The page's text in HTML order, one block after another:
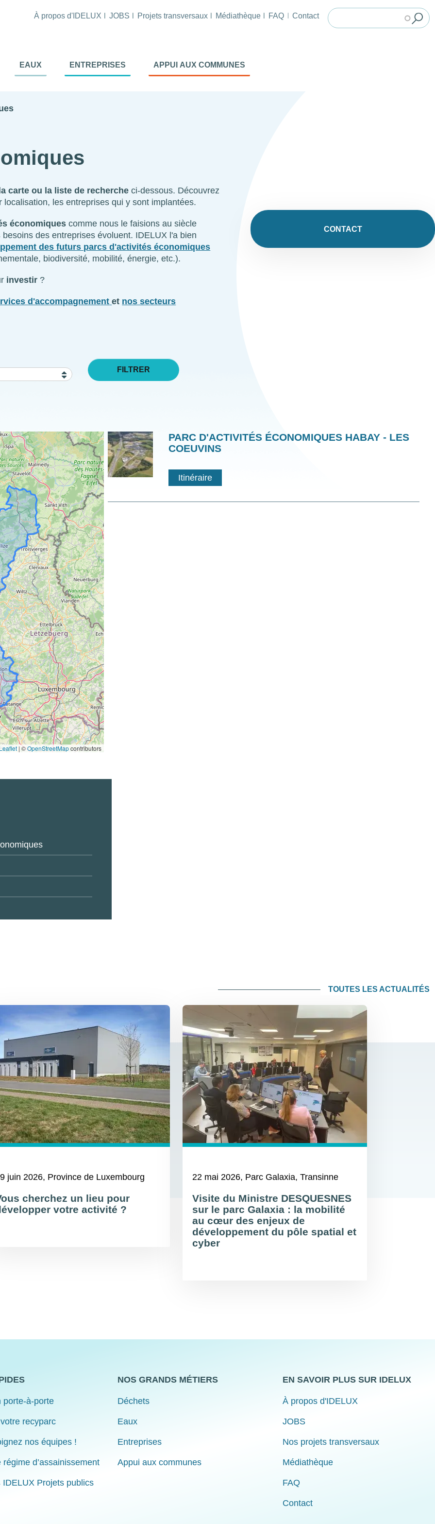
À propos d'IDELUX JOBS Projets transversaux Médiathèque FAQ Contact
EAUX ENTREPRISES APPUI AUX COMMUNES
carte ou la liste de recherche ci-dessous. Découvrez
les entreprises qui y sont implantées.
économiques comme nous le faisions au siècle
besoins des entreprises évoluent. IDELUX l'a bien
des futurs parcs d'activités économiques
biodiversité, mobilité, énergie, etc.).
investir ?
d'accompagnement et nos secteurs
CONTACT
PARC D'ACTIVITÉS ÉCONOMIQUES HABAY - LES
COEUVINS
COORDONNÉES
GÉOGRAPHIQUES
Itinéraire
| ©OpenStreetMapcontributors
juin 2026, Province de Luxembourg
cherchez un lieu pour
votre activité ?
22 mai 2026, Parc Galaxia, Transinne
Visite du Ministre DESQUESNES
sur le parc Galaxia : la mobilité
au cœur des enjeux de
développement du pôle spatial et
cyber
TOUTES LES ACTUALITÉS
porte-à-porte
recyparc
nos équipes !
d’assainissement
IDELUX Projets publics
NOS GRANDS MÉTIERS
Déchets
Eaux
Entreprises
Appui aux communes
EN SAVOIR PLUS SUR IDELUX
À propos d'IDELUX
JOBS
Nos projets transversaux
Médiathèque
FAQ
Contact